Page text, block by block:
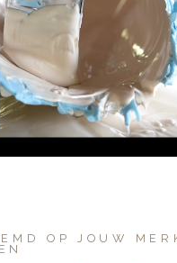
OP JOUW